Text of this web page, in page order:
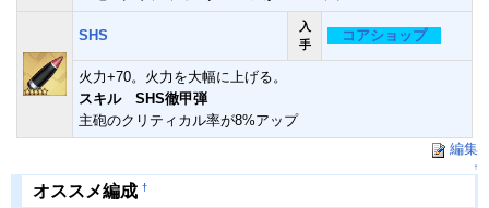
SHS
入
手
コアショップ
火力+70。火力を大幅に上げる。
スキル SHS徹甲弾
主砲のクリティカル率が8%アップ
編集
↑
オススメ編成 †